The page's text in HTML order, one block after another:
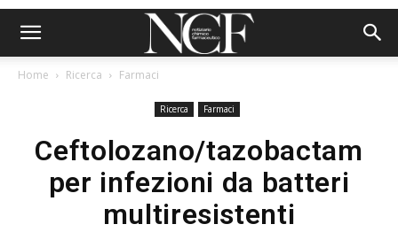
Home Ricerca Farmaci
Ricerca Farmaci
Ceftolozano/tazobactam
per infezioni da batteri
multiresistenti